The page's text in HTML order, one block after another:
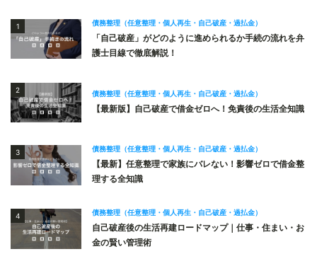
1 債務整理（任意整理・個人再生・自己破産・過払金）
「自己破産」がどのように進められるか手続の流れを弁
護士目線で徹底解説！
2 債務整理（任意整理・個人再生・自己破産・過払金）
【最新版】自己破産で借金ゼロへ！免責後の生活全知識
3 債務整理（任意整理・個人再生・自己破産・過払金）
【最新】任意整理で家族にバレない！影響ゼロで借金整
理する全知識
4 債務整理（任意整理・個人再生・自己破産・過払金）
自己破産後の生活再建ロードマップ｜仕事・住まい・お
金の賢い管理術